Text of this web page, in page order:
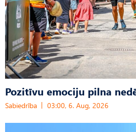
Pozitīvu emociju pilna
Sabiedrība 03:00, 6. Aug, 2026